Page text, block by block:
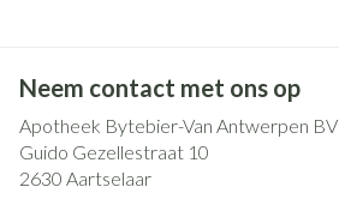
Neem contact met ons op
Apotheek Bytebier-Van Antwerpen BV
Guido Gezellestraat 10
2630 Aartselaar